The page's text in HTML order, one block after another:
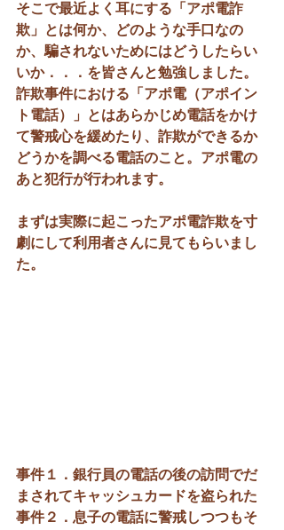
そこで最近よく耳にする「アポ電詐
欺」とは何か、どのような手口なの
か、騙されないためにはどうしたらい
いか．．．を皆さんと勉強しました。
詐欺事件における「アポ電（アポイン
ト電話）」とはあらかじめ電話をかけ
て警戒心を緩めたり、詐欺ができるか
どうかを調べる電話のこと。アポ電の
あと犯行が行われます。
まずは実際に起こったアポ電詐欺を寸
劇にして利用者さんに見てもらいまし
た。
事件１．銀行員の電話の後の訪問でだ
まされてキャッシュカードを盗られた
事件２．息子の電話に警戒しつつもそ